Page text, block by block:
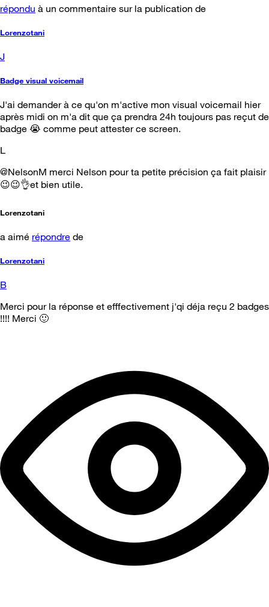
répondu à un commentaire sur la publication de
Lorenzotani
J
Badge visual voicemail
J'ai demander à ce qu'on m'active mon visual voicemail hier
après midi on m'a dit que ça prendra 24h toujours pas reçut de
badge 😭 comme peut attester ce screen.
L
@NelsonM merci Nelson pour ta petite précision ça fait plaisir
😉😉👌et bien utile.
Lorenzotani
a aimé répondre de
Lorenzotani
B
Merci pour la réponse et efffectivement j'qi déja reçu 2 badges
!!!! Merci 🙂